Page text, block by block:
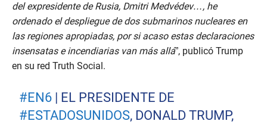
del expresidente de Rusia, Dmitri Medvédev…, he
ordenado el despliegue de dos submarinos nucleares en
las regiones apropiadas, por si acaso estas declaraciones
insensatas e incendiarias van más allá”, publicó Trump
en su red Truth Social.
#EN6 | EL PRESIDENTE DE
#ESTADOSUNIDOS, DONALD TRUMP,